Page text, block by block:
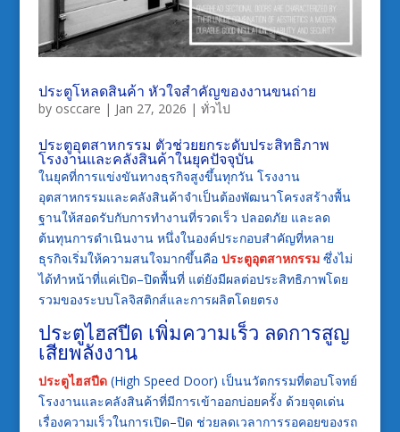
ประตูโหลดสินค้า หัวใจสำคัญของงานขนถ่าย
by osccare | Jan 27, 2026 | ทั่วไป
ประตูอุตสาหกรรม ตัวช่วยยกระดับประสิทธิภาพ
โรงงานและคลังสินค้าในยุคปัจจุบัน
ในยุคที่การแข่งขันทางธุรกิจสูงขึ้นทุกวัน โรงงาน
อุตสาหกรรมและคลังสินค้าจำเป็นต้องพัฒนาโครงสร้างพื้น
ฐานให้สอดรับกับการทำงานที่รวดเร็ว ปลอดภัย และลด
ต้นทุนการดำเนินงาน หนึ่งในองค์ประกอบสำคัญที่หลาย
ธุรกิจเริ่มให้ความสนใจมากขึ้นคือ ประตูอุตสาหกรรมซึ่งไม่
ได้ทำหน้าที่แค่เปิด–ปิดพื้นที่ แต่ยังมีผลต่อประสิทธิภาพโดย
รวมของระบบโลจิสติกส์และการผลิตโดยตรง
ประตูไฮสปีด เพิ่มความเร็ว ลดการสูญ
เสียพลังงาน
ประตูไฮสปีด (High Speed Door) เป็นนวัตกรรมที่ตอบโจทย์
โรงงานและคลังสินค้าที่มีการเข้าออกบ่อยครั้ง ด้วยจุดเด่น
เรื่องความเร็วในการเปิด–ปิด ช่วยลดเวลาการรอคอยของรถ